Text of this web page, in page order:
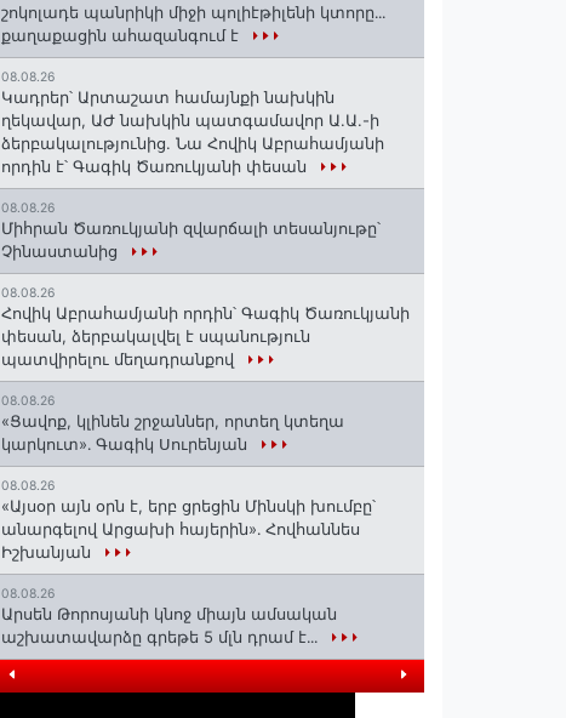
շոկոլադե պանրիկի միջի պոլիէթիլենի կտորը․․․
քաղաքացին ահազանգում է
08.08.26
Կադրեր՝ Արտաշատ համայնքի նախկին
ղեկավար, ԱԺ նախկին պատգամավոր Ա.Ա.-ի
ձերբակալությունից. Նա Հովիկ Աբրահամյանի
որդին է՝ Գագիկ Ծառուկյանի փեսան
08.08.26
Միհրան Ծառուկյանի զվարճալի տեսանյութը՝
Չինաստանից
08.08.26
Հովիկ Աբրահամյանի որդին՝ Գագիկ Ծառուկյանի
փեսան, ձերբակալվել է սպանություն
պատվիրելու մեղադրանքով
08.08.26
«Ցավոք, կլինեն շրջաններ, որտեղ կտեղա
կարկուտ»․ Գագիկ Սուրենյան
08.08.26
«Այսօր այն օրն է, երբ ցրեցին Մինսկի խումբը՝
անարգելով Արցախի հայերին»․ Հովհաննես
Իշխանյան
08.08.26
Արսեն Թորոսյանի կնոջ միայն ամսական
աշխատավարձը գրեթե 5 մլն դրամ է․․․